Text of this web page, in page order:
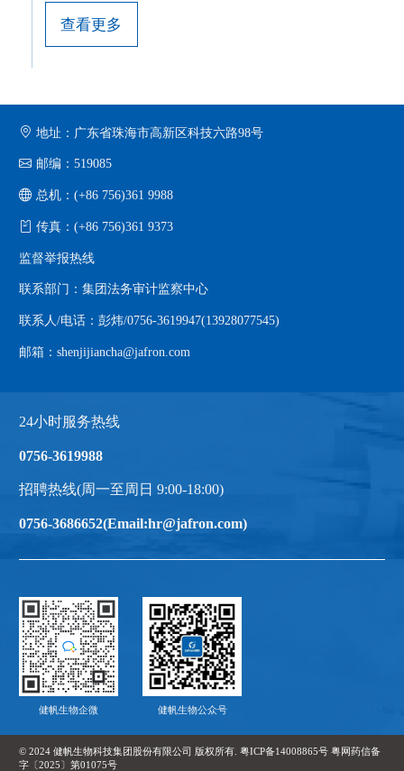
光医疗基金会共同发起三项切实落地的公益项目，
仅‘活下去’，更能‘活得好’。”
查看更多
地址：广东省珠海市高新区科技六路98号
邮编：519085
总机：(+86 756)361 9988
传真：(+86 756)361 9373
监督举报热线
联系部门：集团法务审计监察中心
联系人/电话：彭炜/0756-3619947(13928077545)
邮箱：shenjijiancha@jafron.com
24小时服务热线
0756-3619988
招聘热线(周一至周日 9:00-18:00)
0756-3686652(Email:hr@jafron.com)
健帆生物企微 健帆生物公众号
© 2024 健帆生物科技集团股份有限公司 版权所有. 粤ICP备14008865号 粤网药信备
字〔2025〕第01075号